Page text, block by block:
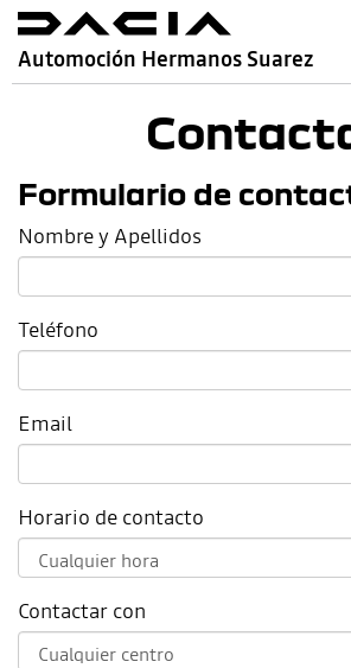
Automoción Hermanos Suarez
Formulario de
Nombre y Apellidos
Teléfono
Email
Horario de contacto
Contactar con